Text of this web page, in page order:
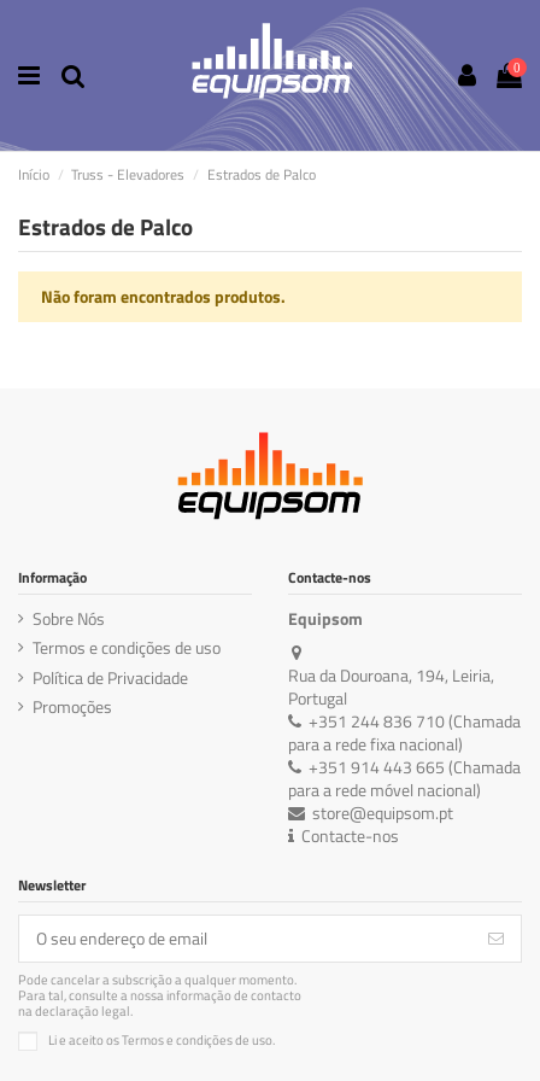
0
Início Truss - Elevadores Estrados de Palco
Estrados de Palco
Não foram encontrados produtos.
Informação
Sobre Nós
Termos e condições de uso
Política de Privacidade
Promoções
Contacte-nos
Equipsom
Rua da Douroana, 194, Leiria,
Portugal
+351 244 836 710 (Chamada
para a rede fixa nacional)
+351 914 443 665 (Chamada
para a rede móvel nacional)
store@equipsom.pt
Contacte-nos
Newsletter
Pode cancelar a subscrição a qualquer momento.
Para tal, consulte a nossa informação de contacto
na declaração legal.
Li e aceito os Termos e condições de uso.